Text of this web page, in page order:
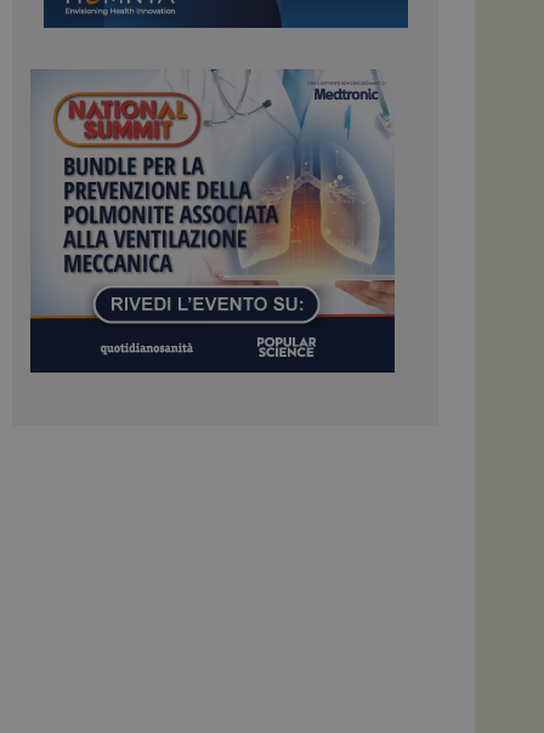
sulle pagine
Universal
del
da Google.
utenti
in modo casuale
in ogni richiesta
i dati di
di analisi dei
piattaforma di
carico, questo
gestite dallo
sul linguaggio
accesso per un
per
visitatore.
eseguiti sulla
utilizzato per il
che le richieste
allo stesso
Analytics per